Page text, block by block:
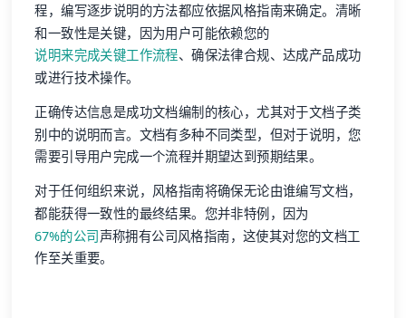
程，编写逐步说明的方法都应依据风格指南来确定。清晰
和一致性是关键，因为用户可能依赖您的
说明来完成关键工作流程、确保法律合规、达成产品成功
或进行技术操作。
正确传达信息是成功文档编制的核心，尤其对于文档子类
别中的说明而言。文档有多种不同类型，但对于说明，您
需要引导用户完成一个流程并期望达到预期结果。
对于任何组织来说，风格指南将确保无论由谁编写文档，
都能获得一致性的最终结果。您并非特例，因为
67%的公司声称拥有公司风格指南，这使其对您的文档工
作至关重要。